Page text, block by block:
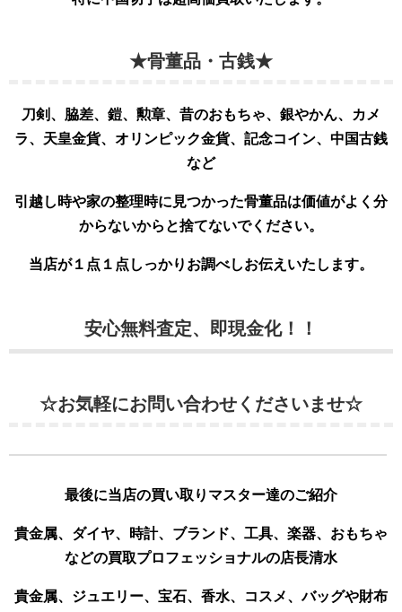
★骨董品・古銭★
刀剣、脇差、鎧、勲章、昔のおもちゃ、銀やかん、カメ
ラ、天皇金貨、オリンピック金貨、記念コイン、中国古銭
など
引越し時や家の整理時に見つかった骨董品は価値がよく分
からないからと捨てないでください。
当店が１点１点しっかりお調べしお伝えいたします。
安心無料査定、即現金化！！
☆お気軽にお問い合わせくださいませ☆
最後に当店の買い取りマスター達のご紹介
貴金属、ダイヤ、時計、ブランド、工具、楽器、おもちゃ
などの買取プロフェッショナルの店長清水
貴金属、ジュエリー、宝石、香水、コスメ、バッグや財布